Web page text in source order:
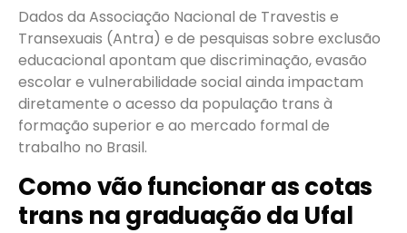
Dados da Associação Nacional de Travestis e
Transexuais (Antra) e de pesquisas sobre exclusão
educacional apontam que discriminação, evasão
escolar e vulnerabilidade social ainda impactam
diretamente o acesso da população trans à
formação superior e ao mercado formal de
trabalho no Brasil.
Como vão funcionar as cotas
trans na graduação da Ufal